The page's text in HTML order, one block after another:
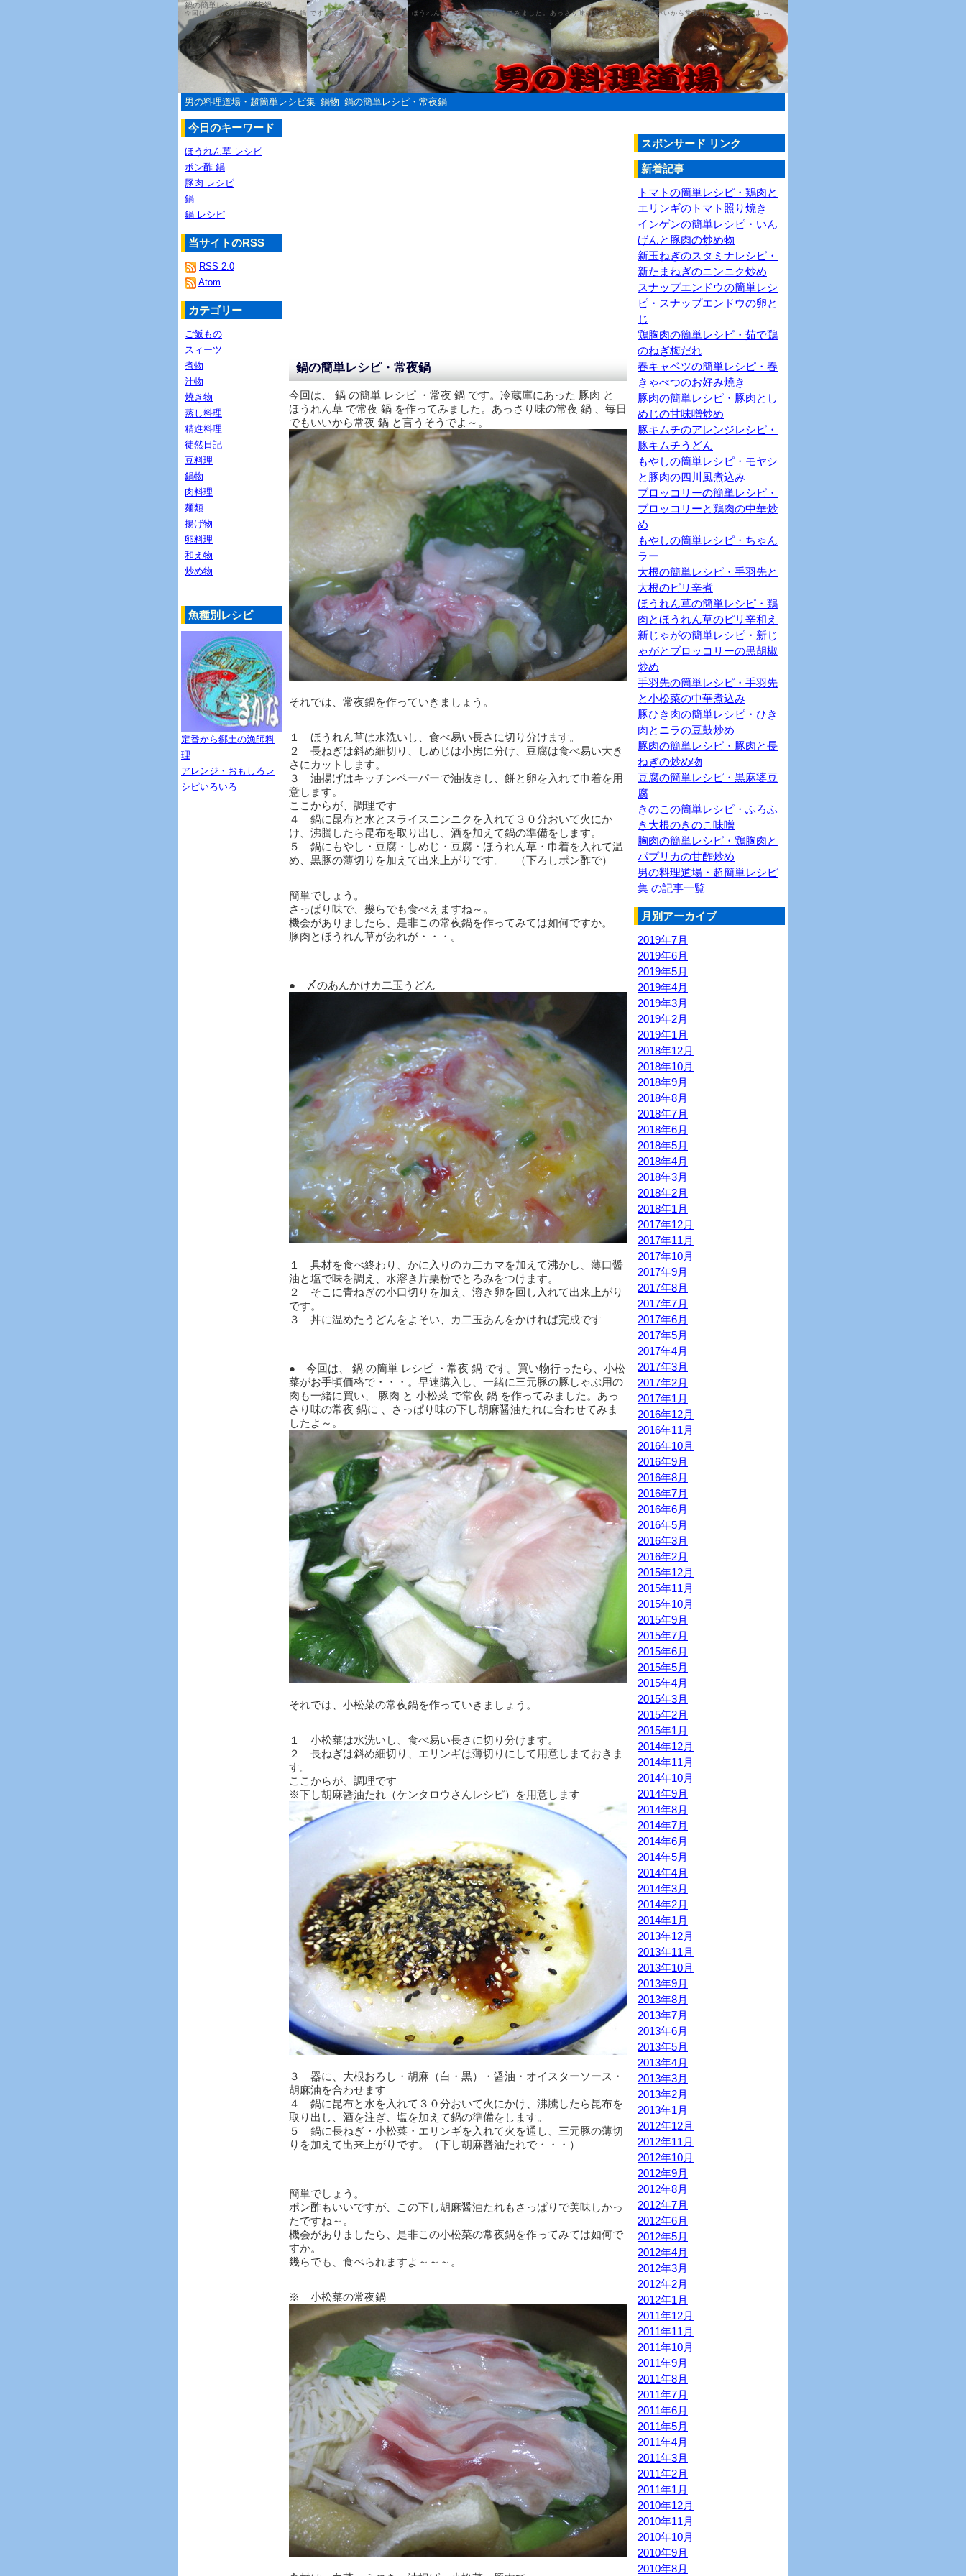
鍋の簡単レシピ・常夜鍋
今回は、 鍋 の簡単 レシピ ・常夜 鍋 です。冷蔵庫にあった 豚肉 と ほうれん草 で常夜 鍋 を作ってみました。あっさり味の常夜 鍋 、毎日でもいいから常夜 鍋 と言うそうでよ～。
男の料理道場・超簡単レシピ集 鍋物 鍋の簡単レシピ・常夜鍋
鍋の簡単レシピ・常夜鍋
今回は、 鍋 の簡単 レシピ ・常夜 鍋 です。冷蔵庫にあった 豚肉 と
ほうれん草 で常夜 鍋 を作ってみました。あっさり味の常夜 鍋 、毎日
でもいいから常夜 鍋 と言うそうでよ～。
それでは、常夜鍋を作っていきましょう。
１ ほうれん草は水洗いし、食べ易い長さに切り分けます。
２ 長ねぎは斜め細切り、しめじは小房に分け、豆腐は食べ易い大き
さにカットします。
３ 油揚げはキッチンペーパーで油抜きし、餅と卵を入れて巾着を用
意します。
ここからが、調理です
４ 鍋に昆布と水とスライスニンニクを入れて３０分おいて火にか
け、沸騰したら昆布を取り出し、酒を加えて鍋の準備をします。
５ 鍋にもやし・豆腐・しめじ・豆腐・ほうれん草・巾着を入れて温
め、黒豚の薄切りを加えて出来上がりです。 （下ろしポン酢で）
簡単でしょう。
さっぱり味で、幾らでも食べえますね～。
機会がありましたら、是非この常夜鍋を作ってみては如何ですか。
豚肉とほうれん草があれが・・・。
● 〆のあんかけカ二玉うどん
１ 具材を食べ終わり、かに入りのカ二カマを加えて沸かし、薄口醤
油と塩で味を調え、水溶き片栗粉でとろみをつけます。
２ そこに青ねぎの小口切りを加え、溶き卵を回し入れて出来上がり
です。
３ 丼に温めたうどんをよそい、カ二玉あんをかければ完成です
● 今回は、 鍋 の簡単 レシピ ・常夜 鍋 です。買い物行ったら、小松
菜がお手頃価格で・・・。早速購入し、一緒に三元豚の豚しゃぶ用の
肉も一緒に買い、 豚肉 と 小松菜 で常夜 鍋 を作ってみました。あっ
さり味の常夜 鍋に 、さっぱり味の下し胡麻醤油たれに合わせてみま
したよ～。
それでは、小松菜の常夜鍋を作っていきましょう。
１ 小松菜は水洗いし、食べ易い長さに切り分けます。
２ 長ねぎは斜め細切り、エリンギは薄切りにして用意しまておきま
す。
ここからが、調理です
※下し胡麻醤油たれ（ケンタロウさんレシピ）を用意します
３ 器に、大根おろし・胡麻（白・黒）・醤油・オイスターソース・
胡麻油を合わせます
４ 鍋に昆布と水を入れて３０分おいて火にかけ、沸騰したら昆布を
取り出し、酒を注ぎ、塩を加えて鍋の準備をします。
５ 鍋に長ねぎ・小松菜・エリンギを入れて火を通し、三元豚の薄切
りを加えて出来上がりです。（下し胡麻醤油たれで・・・）
簡単でしょう。
ポン酢もいいですが、この下し胡麻醤油たれもさっぱりで美味しかっ
たですね～。
機会がありましたら、是非この小松菜の常夜鍋を作ってみては如何で
すか。
幾らでも、食べられますよ～～～。
※ 小松菜の常夜鍋
今日のキーワード
ほうれん草 レシピ
ポン酢 鍋
豚肉 レシピ
鍋
鍋 レシピ
当サイトのRSS
RSS 2.0
Atom
カテゴリー
ご飯もの
スィーツ
煮物
汁物
焼き物
蒸し料理
精進料理
徒然日記
豆料理
鍋物
肉料理
麺類
揚げ物
卵料理
和え物
炒め物
魚種別レシピ
定番から郷土の漁師料
理
アレンジ・おもしろレ
シピいろいろ
スポンサード リンク
新着記事
トマトの簡単レシピ・鶏肉と
エリンギのトマト照り焼き
インゲンの簡単レシピ・いん
げんと豚肉の炒め物
新玉ねぎのスタミナレシピ・
新たまねぎのニンニク炒め
スナップエンドウの簡単レシ
ピ・スナップエンドウの卵と
じ
鶏胸肉の簡単レシピ・茹で鶏
のねぎ梅だれ
春キャベツの簡単レシピ・春
きゃべつのお好み焼き
豚肉の簡単レシピ・豚肉とし
めじの甘味噌炒め
豚キムチのアレンジレシピ・
豚キムチうどん
もやしの簡単レシピ・モヤシ
と豚肉の四川風煮込み
ブロッコリーの簡単レシピ・
ブロッコリーと鶏肉の中華炒
め
もやしの簡単レシピ・ちゃん
ラー
大根の簡単レシピ・手羽先と
大根のピリ辛煮
ほうれん草の簡単レシピ・鶏
肉とほうれん草のピリ辛和え
新じゃがの簡単レシピ・新じ
ゃがとブロッコリーの黒胡椒
炒め
手羽先の簡単レシピ・手羽先
と小松菜の中華煮込み
豚ひき肉の簡単レシピ・ひき
肉とニラの豆鼓炒め
豚肉の簡単レシピ・豚肉と長
ねぎの炒め物
豆腐の簡単レシピ・黒麻婆豆
腐
きのこの簡単レシピ・ふろふ
き大根のきのこ味噌
胸肉の簡単レシピ・鶏胸肉と
パプリカの甘酢炒め
男の料理道場・超簡単レシピ
集 の記事一覧
月別アーカイブ
2019年7月
2019年6月
2019年5月
2019年4月
2019年3月
2019年2月
2019年1月
2018年12月
2018年10月
2018年9月
2018年8月
2018年7月
2018年6月
2018年5月
2018年4月
2018年3月
2018年2月
2018年1月
2017年12月
2017年11月
2017年10月
2017年9月
2017年8月
2017年7月
2017年6月
2017年5月
2017年4月
2017年3月
2017年2月
2017年1月
2016年12月
2016年11月
2016年10月
2016年9月
2016年8月
2016年7月
2016年6月
2016年5月
2016年3月
2016年2月
2015年12月
2015年11月
2015年10月
2015年9月
2015年7月
2015年6月
2015年5月
2015年4月
2015年3月
2015年2月
2015年1月
2014年12月
2014年11月
2014年10月
2014年9月
2014年8月
2014年7月
2014年6月
2014年5月
2014年4月
2014年3月
2014年2月
2014年1月
2013年12月
2013年11月
2013年10月
2013年9月
2013年8月
2013年7月
2013年6月
2013年5月
2013年4月
2013年3月
2013年2月
2013年1月
2012年12月
2012年11月
2012年10月
2012年9月
2012年8月
2012年7月
2012年6月
2012年5月
2012年4月
2012年3月
2012年2月
2012年1月
2011年12月
2011年11月
2011年10月
2011年9月
2011年8月
2011年7月
2011年6月
2011年5月
2011年4月
2011年3月
2011年2月
2011年1月
2010年12月
2010年11月
2010年10月
2010年9月
2010年8月